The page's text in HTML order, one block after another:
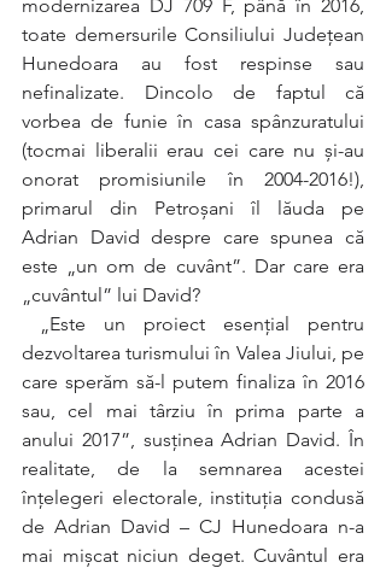
modernizarea DJ 709 F, până în 2016,
toate demersurile Consiliului Județean
Hunedoara au fost respinse sau
nefinalizate. Dincolo de faptul că
vorbea de funie în casa spânzuratului
(tocmai liberalii erau cei care nu și-au
onorat promisiunile în 2004-2016!),
primarul din Petroșani îl lăuda pe
Adrian David despre care spunea că
este „un om de cuvânt”. Dar care era
„cuvântul” lui David?
dezvoltarea turismului în Valea Jiului, pe
care sperăm să-l putem finaliza în 2016
sau, cel mai târziu în prima parte a
anului 2017”, susținea Adrian David. În
realitate, de la semnarea acestei
înțelegeri electorale, instituția condusă
de Adrian David – CJ Hunedoara n-a
mai mișcat niciun deget. Cuvântul era